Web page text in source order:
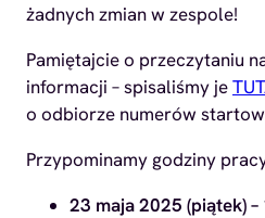
żadnych zmian w zespole!
Pamiętajcie o przeczytaniu
informacji – spisaliśmy je
o odbiorze numerów
Przypominamy godziny
23 maja 2025 (piątek)